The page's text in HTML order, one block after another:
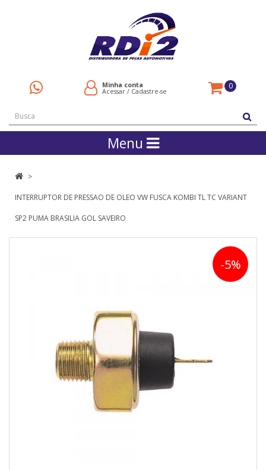
Minha conta
Acessar / Cadastre-se
0
Menu
INTERRUPTOR DE PRESSAO DE OLEO VW FUSCA KOMBI TL TC VARIANT
SP2 PUMA BRASILIA GOL SAVEIRO
-5%